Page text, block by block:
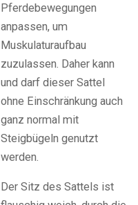
Pferdebewegungen
anpassen, um
Muskulaturaufbau
zuzulassen. Daher kann
und darf dieser Sattel
ohne Einschränkung auch
ganz normal mit
Steigbügeln genutzt
werden.
Der Sitz des Sattels ist